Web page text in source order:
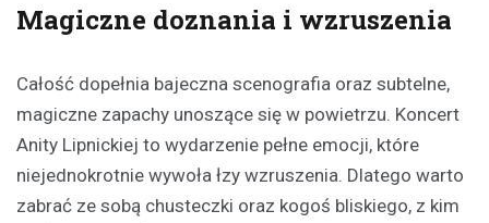
Magiczne doznania i wzruszenia
Całość dopełnia bajeczna scenografia oraz subtelne,
magiczne zapachy unoszące się w powietrzu. Koncert
Anity Lipnickiej to wydarzenie pełne emocji, które
niejednokrotnie wywoła łzy wzruszenia. Dlatego warto
zabrać ze sobą chusteczki oraz kogoś bliskiego, z kim